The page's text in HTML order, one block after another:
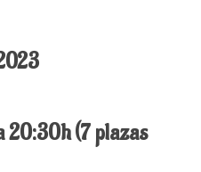
20:30h (7 plazas